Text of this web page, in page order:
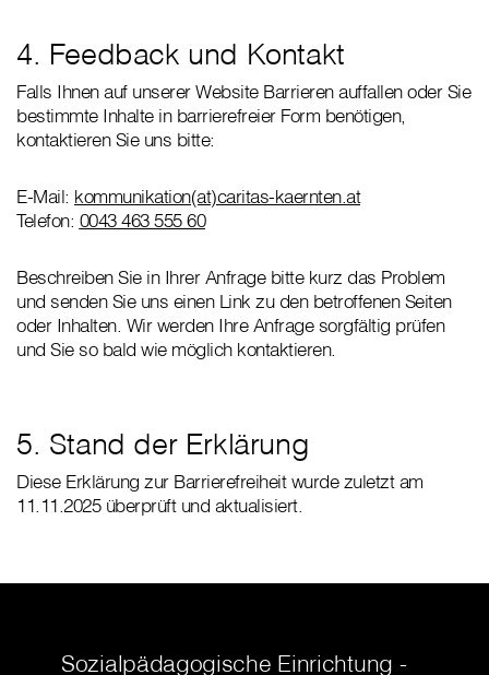
4. Feedback und Kontakt
Falls Ihnen auf unserer Website Barrieren auffallen oder Sie
bestimmte Inhalte in barrierefreier Form benötigen,
kontaktieren Sie uns bitte:
E-Mail: kommunikation(at)caritas-kaernten.at
Telefon: 0043 463 555 60
Beschreiben Sie in Ihrer Anfrage bitte kurz das Problem
und senden Sie uns einen Link zu den betroffenen Seiten
oder Inhalten. Wir werden Ihre Anfrage sorgfältig prüfen
und Sie so bald wie möglich kontaktieren.
5. Stand der Erklärung
Diese Erklärung zur Barrierefreiheit wurde zuletzt am
11.11.2025 überprüft und aktualisiert.
Sozialpädagogische Einrichtung -